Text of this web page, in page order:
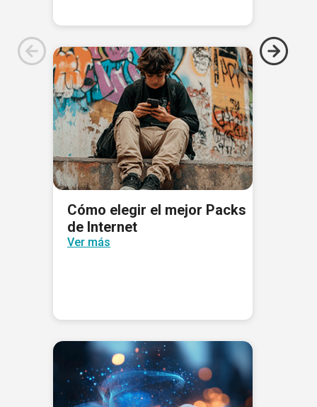
Cómo elegir el mejor Packs
de Internet
Ver más